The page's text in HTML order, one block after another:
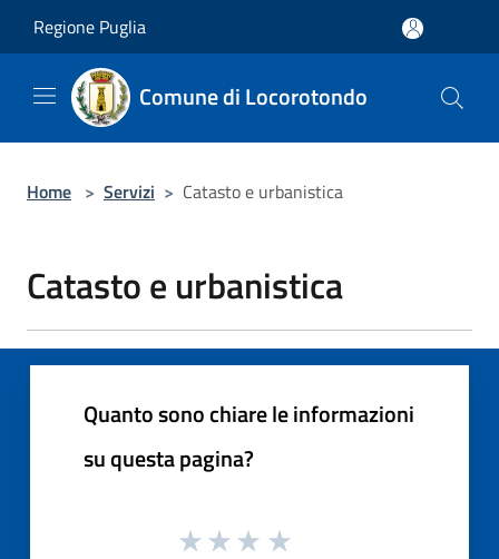
Regione Puglia
Comune di Locorotondo
Home > Servizi > Catasto e urbanistica
Catasto e urbanistica
Quanto sono chiare le informazioni
su questa pagina?